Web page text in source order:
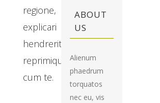
regione,
explicari
hendrerit
reprimique
cum te.
ABOUT
US
Alienum
phaedrum
torquatos
nec eu, vis